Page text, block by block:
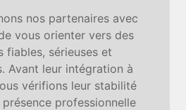
nos partenaires avec
vous orienter vers des
fiables, sérieuses et
Avant leur intégration à
vérifions leur stabilité
professionnelle